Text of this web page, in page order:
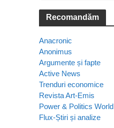
Recomandăm
Anacronic
Anonimus
Argumente și fapte
Active News
Trenduri economice
Revista Art-Emis
Power & Politics World
Flux-Știri și analize